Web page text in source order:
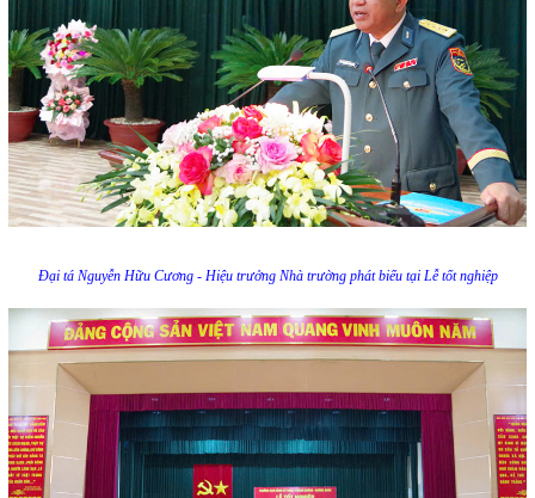
Đại tá Nguyễn Hữu Cương - Hiệu trưởng Nhà trường phát biểu tại Lễ tốt nghiệp